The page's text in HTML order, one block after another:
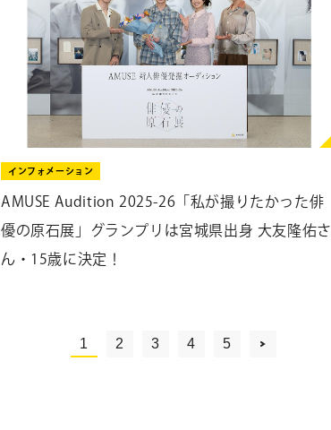
インフォメーション
AMUSE Audition 2025-26「私が撮りたかった俳
優の原石展」グランプリは宮城県出身 大友隆佑さ
ん・15歳に決定！
1 2 3 4 5